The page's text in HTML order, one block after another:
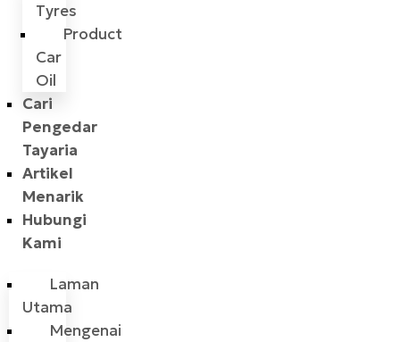
Tyres
Product
Car
Oil
Cari
Pengedar
Tayaria
Artikel
Menarik
Hubungi
Kami
Laman
Utama
Mengenai